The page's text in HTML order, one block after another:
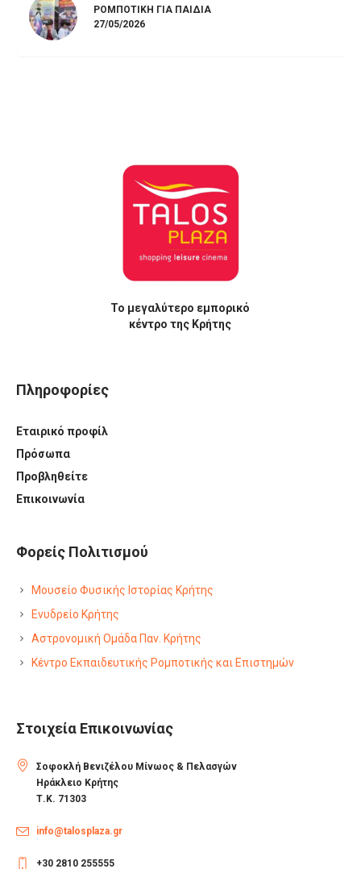
ΡΟΜΠΟΤΙΚΉ ΓΙΑ ΠΑΙΔΙΆ
27/05/2026
Το μεγαλύτερο εμπορικό
κέντρο της Κρήτης
Πληροφορίες
Εταιρικό προφίλ
Πρόσωπα
Προβληθείτε
Επικοινωνία
Φορείς Πολιτισμού
Μουσείο Φυσικής Ιστορίας Κρήτης
Ενυδρείο Κρήτης
Αστρονομική Ομάδα Παν. Κρήτης
Κέντρο Εκπαιδευτικής Ρομποτικής και Επιστημών
Στοιχεία Επικοινωνίας
Σοφοκλή Βενιζέλου Μίνωος & Πελασγών
Ηράκλειο Κρήτης
Τ.Κ. 71303
info@talosplaza.gr
+30 2810 255555